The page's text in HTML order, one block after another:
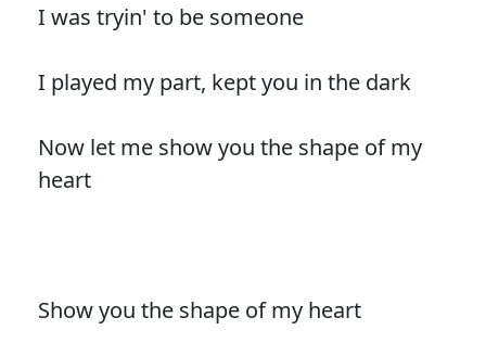
I was tryin' to be someone
I played my part, kept you in the dark
Now let me show you the shape of my
heart
Show you the shape of my heart